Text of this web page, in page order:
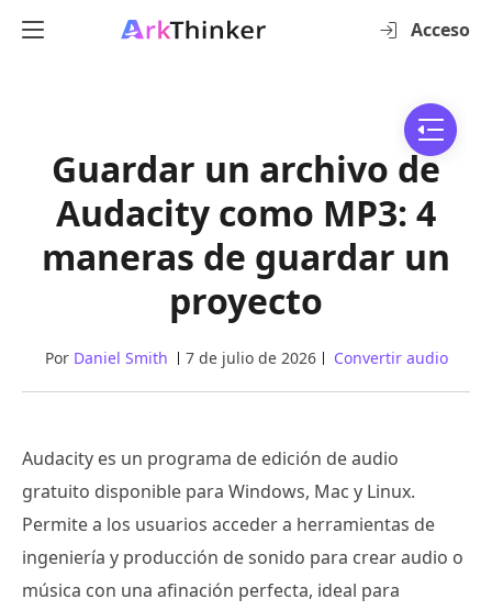
Acceso
Guardar un archivo de
Audacity como MP3: 4
maneras de guardar un
proyecto
Por Daniel Smith 7 de julio de 2026 Convertir audio
Audacity es un programa de edición de audio
gratuito disponible para Windows, Mac y Linux.
Permite a los usuarios acceder a herramientas de
ingeniería y producción de sonido para crear audio o
música con una afinación perfecta, ideal para